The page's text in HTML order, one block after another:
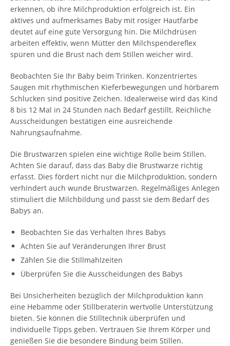
erkennen, ob ihre Milchproduktion erfolgreich ist. Ein
aktives und aufmerksames Baby mit rosiger Hautfarbe
deutet auf eine gute Versorgung hin. Die Milchdrüsen
arbeiten effektiv, wenn Mütter den Milchspendereflex
spüren und die Brust nach dem Stillen weicher wird.
Beobachten Sie Ihr Baby beim Trinken. Konzentriertes
Saugen mit rhythmischen Kieferbewegungen und hörbarem
Schlucken sind positive Zeichen. Idealerweise wird das Kind
8 bis 12 Mal in 24 Stunden nach Bedarf gestillt. Reichliche
Ausscheidungen bestätigen eine ausreichende
Nahrungsaufnahme.
Die Brustwarzen spielen eine wichtige Rolle beim Stillen.
Achten Sie darauf, dass das Baby die Brustwarze richtig
erfasst. Dies fördert nicht nur die Milchproduktion, sondern
verhindert auch wunde Brustwarzen. Regelmäßiges Anlegen
stimuliert die Milchbildung und passt sie dem Bedarf des
Babys an.
Beobachten Sie das Verhalten Ihres Babys
Achten Sie auf Veränderungen Ihrer Brust
Zählen Sie die Stillmahlzeiten
Überprüfen Sie die Ausscheidungen des Babys
Bei Unsicherheiten bezüglich der Milchproduktion kann
eine Hebamme oder Stillberaterin wertvolle Unterstützung
bieten. Sie können die Stilltechnik überprüfen und
individuelle Tipps geben. Vertrauen Sie Ihrem Körper und
genießen Sie die besondere Bindung beim Stillen.